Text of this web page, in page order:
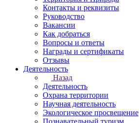
Контакты и реквизиты
Руководство
Вакансии
Как добраться
Вопросы и ответы
Награды и сертификаты
Отзывы
Деятельность
Назад
Деятельность
Охрана территории
Научная деятельность
Экологическое просвещение
Познавательный туризм